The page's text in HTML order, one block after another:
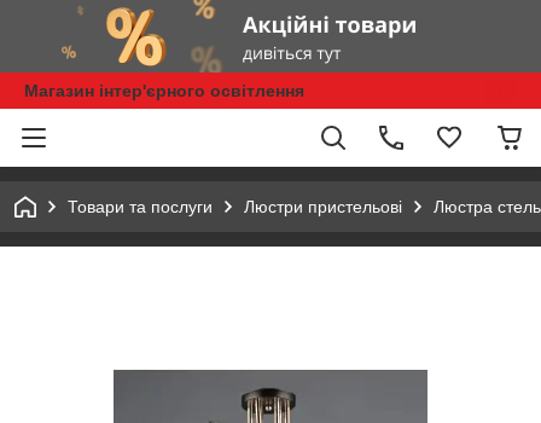
Магазин інтер'єрного освітлення
Товари та послуги Люстри пристельові Люстра